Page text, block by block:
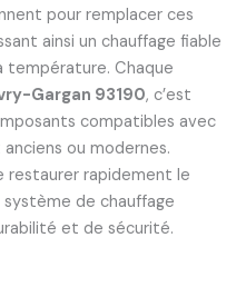
pour remplacer ces
ainsi un chauffage fiable
température. Chaque
Gargan 93190, c’est
compatibles avec
ou modernes.
rapidement le
de chauffage
et de sécurité.